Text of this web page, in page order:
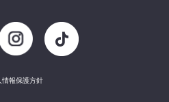
情報保護方針